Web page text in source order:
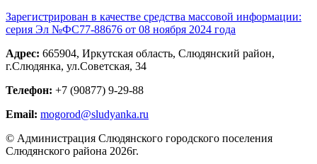
Зарегистрирован в качестве средства массовой информации:
серия Эл №ФС77-88676 от 08 ноября 2024 года
Адрес: 665904, Иркутская область, Слюдянский район,
г.Слюдянка, ул.Советская, 34
Телефон: +7 (90877) 9-29-88
Email: mogorod@sludyanka.ru
© Администрация Слюдянского городского поселения
Слюдянского района 2026г.